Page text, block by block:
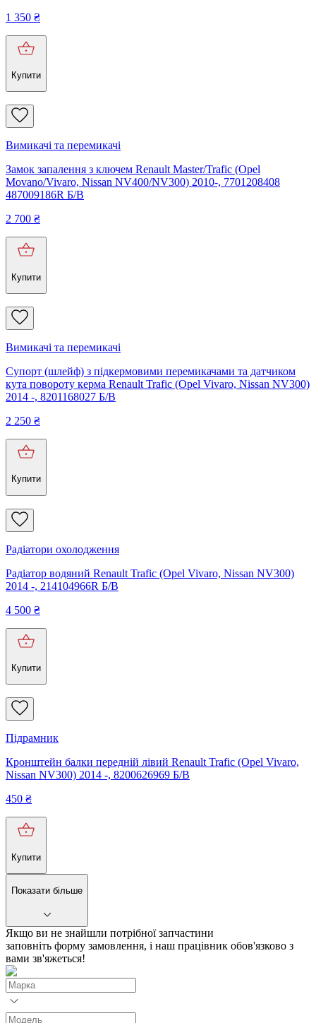
1 350 ₴
Купити
Вимикачі та перемикачі
Замок запалення з ключем Renault Master/Trafic (Opel
Movano/Vivaro, Nissan NV400/NV300) 2010-, 7701208408
487009186R Б/В
2 700 ₴
Купити
Вимикачі та перемикачі
Супорт (шлейф) з підкермовими перемикачами та датчиком
кута повороту керма Renault Trafic (Opel Vivaro, Nissan NV300)
2014 -, 8201168027 Б/В
2 250 ₴
Купити
Радіатори охолодження
Радіатор водяний Renault Trafic (Opel Vivaro, Nissan NV300)
2014 -, 214104966R Б/В
4 500 ₴
Купити
Підрамник
Кронштейн балки передній лівий Renault Trafic (Opel Vivaro,
Nissan NV300) 2014 -, 8200626969 Б/В
450 ₴
Купити
Показати більше
Якщо ви не знайшли потрібної запчастини
заповніть форму замовлення, і наш працівник обов'язково з
вами зв'яжеться!